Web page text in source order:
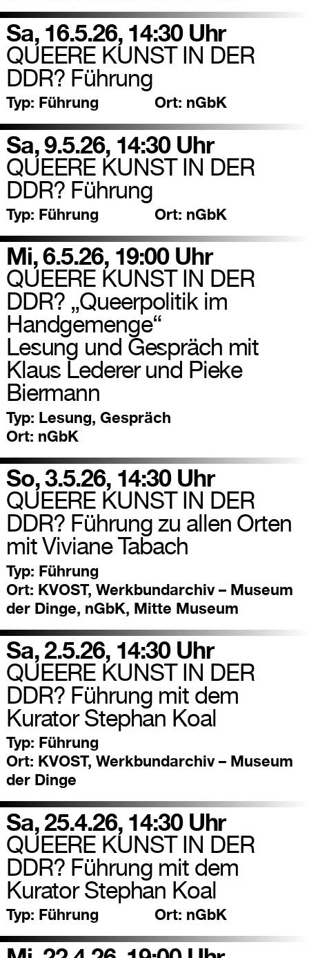
Sa, 16.5.26, 14:30 Uhr
QUEERE KUNST IN DER
DDR? Führung
Typ: Führung Ort: nGbK
Sa, 9.5.26, 14:30 Uhr
QUEERE KUNST IN DER
DDR? Führung
Typ: Führung Ort: nGbK
Mi, 6.5.26, 19:00 Uhr
QUEERE KUNST IN DER
DDR? „Queerpolitik im
Handgemenge“
Lesung und Gespräch mit
Klaus Lederer und Pieke
Biermann
Typ: Lesung, Gespräch
Ort: nGbK
So, 3.5.26, 14:30 Uhr
QUEERE KUNST IN DER
DDR? Führung zu allen Orten
mit Viviane Tabach
Typ: Führung
Ort: KVOST, Werkbundarchiv – Museum
der Dinge, nGbK, Mitte Museum
Sa, 2.5.26, 14:30 Uhr
QUEERE KUNST IN DER
DDR? Führung mit dem
Kurator Stephan Koal
Typ: Führung
Ort: KVOST, Werkbundarchiv – Museum
der Dinge
Sa, 25.4.26, 14:30 Uhr
QUEERE KUNST IN DER
DDR? Führung mit dem
Kurator Stephan Koal
Typ: Führung Ort: nGbK